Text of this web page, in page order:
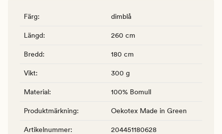
Färg: dimblå
Längd: 260 cm
Bredd: 180 cm
Vikt: 300 g
Material: 100% Bomull
Produktmärkning: Oekotex Made in Green
Artikelnummer: 204451180628